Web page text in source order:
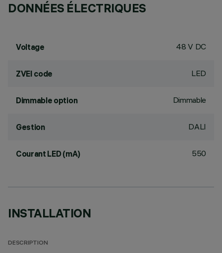
DONNÉES ÉLECTRIQUES
Voltage 48 V DC
ZVEI code LED
Dimmable option Dimmable
Gestion DALI
Courant LED (mA) 550
INSTALLATION
DESCRIPTION